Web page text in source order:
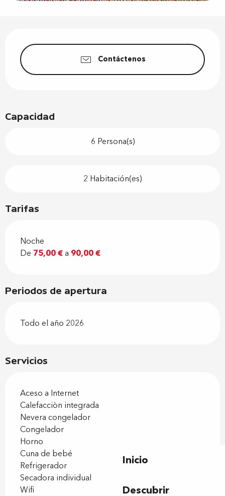
Inicio
Descubrir
Contáctenos
Capacidad
6 Persona(s)
2 Habitación(es)
Servicios
Aceso a Internet
Calefacciòn integrada
Nevera congelador
Congelador
Horno
Cuna de bebé
Refrigerador
Secadora individual
Wifi
Tarifas
Noche
De 75,00 €a 90,00 €
Periodos de apertura
Todo el año 2026